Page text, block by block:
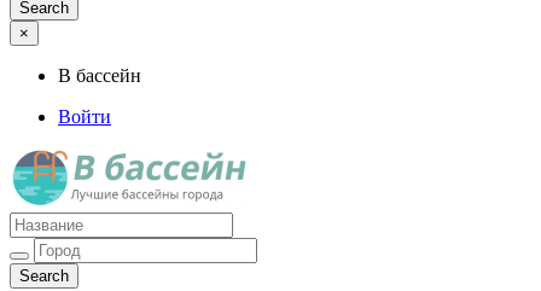
×
В бассейн
Войти
Лучшие бассейны города